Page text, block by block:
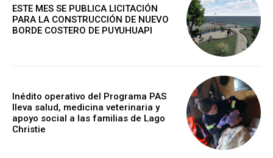
ESTE MES SE PUBLICA LICITACIÓN
PARA LA CONSTRUCCIÓN DE NUEVO
BORDE COSTERO DE PUYUHUAPI
Inédito operativo del Programa PAS
lleva salud, medicina veterinaria y
apoyo social a las familias de Lago
Christie